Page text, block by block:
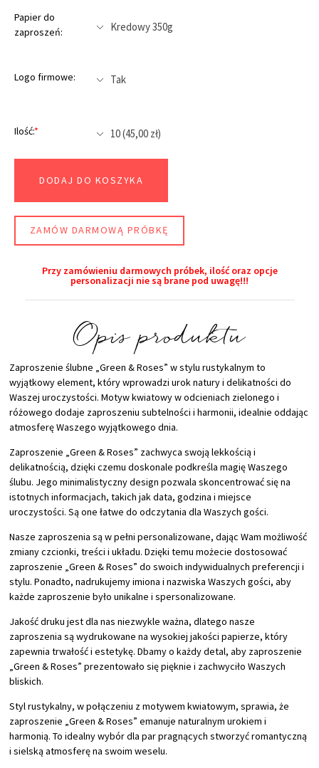
Papier do
zaproszeń:
Logo firmowe:
Ilość:*
DODAJ DO KOSZYKA
ZAMÓW DARMOWĄ PRÓBKĘ
Przy zamówieniu darmowych próbek, ilość oraz opcje
personalizacji nie są brane pod uwagę!!!​
Opis produktu
Zaproszenie ślubne „Green & Roses” w stylu rustykalnym to
wyjątkowy element, który wprowadzi urok natury i delikatności do
Waszej uroczystości. Motyw kwiatowy w odcieniach zielonego i
różowego dodaje zaproszeniu subtelności i harmonii, idealnie oddając
atmosferę Waszego wyjątkowego dnia.
Zaproszenie „Green & Roses” zachwyca swoją lekkością i
delikatnością, dzięki czemu doskonale podkreśla magię Waszego
ślubu. Jego minimalistyczny design pozwala skoncentrować się na
istotnych informacjach, takich jak data, godzina i miejsce
uroczystości. Są one łatwe do odczytania dla Waszych gości.
Nasze zaproszenia są w pełni personalizowane, dając Wam możliwość
zmiany czcionki, treści i układu. Dzięki temu możecie dostosować
zaproszenie „Green & Roses” do swoich indywidualnych preferencji i
stylu. Ponadto, nadrukujemy imiona i nazwiska Waszych gości, aby
każde zaproszenie było unikalne i spersonalizowane.
Jakość druku jest dla nas niezwykle ważna, dlatego nasze
zaproszenia są wydrukowane na wysokiej jakości papierze, który
zapewnia trwałość i estetykę. Dbamy o każdy detal, aby zaproszenie
„Green & Roses” prezentowało się pięknie i zachwyciło Waszych
bliskich.
Styl rustykalny, w połączeniu z motywem kwiatowym, sprawia, że
zaproszenie „Green & Roses” emanuje naturalnym urokiem i
harmonią. To idealny wybór dla par pragnących stworzyć romantyczną
i sielską atmosferę na swoim weselu.